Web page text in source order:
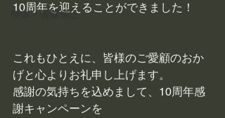
整体・骨盤矯正
10周年を迎えることができました！
これもひとえに、皆様のご愛顧のおか
げと心よりお礼申し上げます。
感謝の気持ちを込めまして、10周年感
謝キャンペーンを